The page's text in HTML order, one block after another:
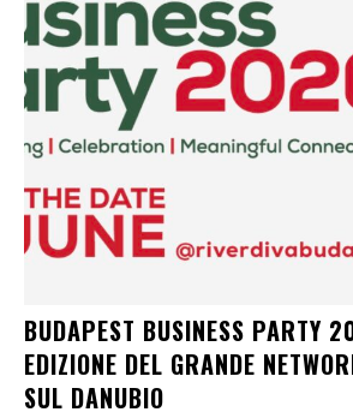
BUDAPEST BUSINESS PARTY
EDIZIONE DEL GRANDE
SUL DANUBIO